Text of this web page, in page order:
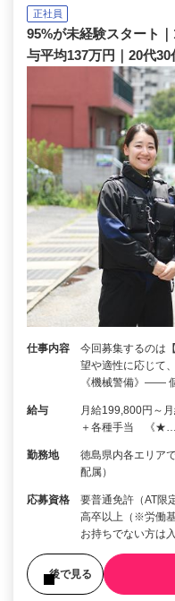
正社員
95%が未経験スタート
与平均137万円｜20代30
仕事内容
今回募集するのは
望や適性に応じて
《機械警備》――
給与
月給199,800円～
＋各種手当 《★…
勤務地
徳島県内各エリア
配属）
応募資格
要普通免許（AT限
高卒以上（※労働
お持ちでない方は
後で見る